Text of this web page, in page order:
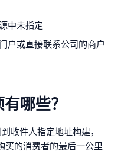
中未指定
户或直接联系公司的商户
哪些？
收件人指定地址构建，
买的消费者的最后一公里